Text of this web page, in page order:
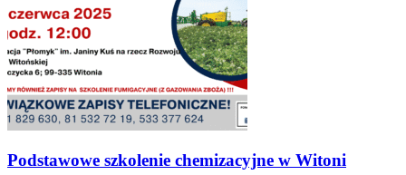
Podstawowe szkolenie chemizacyjne w Witoni